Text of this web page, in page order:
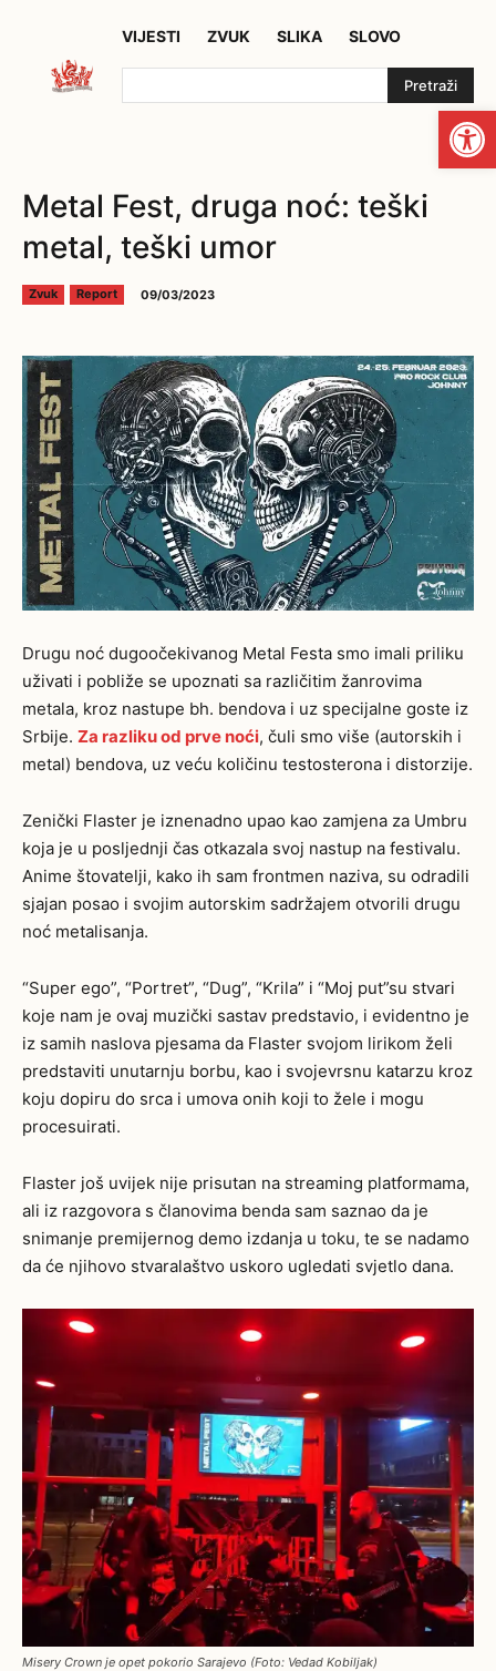
VIJESTI ZVUK SLIKA SLOVO
Pretraži
Metal Fest, druga noć: teški
metal, teški umor
Zvuk Report 09/03/2023
Drugu noć dugoočekivanog Metal Festa smo imali priliku
uživati i pobliže se upoznati sa različitim žanrovima
metala, kroz nastupe bh. bendova i uz specijalne goste iz
Srbije. Za razliku od prve noći, čuli smo više (autorskih i
metal) bendova, uz veću količinu testosterona i distorzije.
Zenički Flaster je iznenadno upao kao zamjena za Umbru
koja je u posljednji čas otkazala svoj nastup na festivalu.
Anime štovatelji, kako ih sam frontmen naziva, su odradili
sjajan posao i svojim autorskim sadržajem otvorili drugu
noć metalisanja.
“Super ego”, “Portret”, “Dug”, “Krila” i “Moj put”su stvari
koje nam je ovaj muzički sastav predstavio, i evidentno je
iz samih naslova pjesama da Flaster svojom lirikom želi
predstaviti unutarnju borbu, kao i svojevrsnu katarzu kroz
koju dopiru do srca i umova onih koji to žele i mogu
procesuirati.
Flaster još uvijek nije prisutan na streaming platformama,
ali iz razgovora s članovima benda sam saznao da je
snimanje premijernog demo izdanja u toku, te se nadamo
da će njihovo stvaralaštvo uskoro ugledati svjetlo dana.
Misery Crown je opet pokorio Sarajevo (Foto: Vedad Kobiljak)